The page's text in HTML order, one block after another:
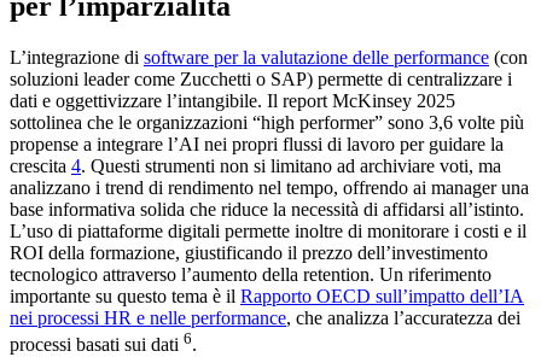
per l’imparzialità
L’integrazione di software per la valutazione delle performance (con
soluzioni leader come Zucchetti o SAP) permette di centralizzare i
dati e oggettivizzare l’intangibile. Il report McKinsey 2025
sottolinea che le organizzazioni “high performer” sono 3,6 volte più
propense a integrare l’AI nei propri flussi di lavoro per guidare la
crescita 4. Questi strumenti non si limitano ad archiviare voti, ma
analizzano i trend di rendimento nel tempo, offrendo ai manager una
base informativa solida che riduce la necessità di affidarsi all’istinto.
L’uso di piattaforme digitali permette inoltre di monitorare i costi e il
ROI della formazione, giustificando il prezzo dell’investimento
tecnologico attraverso l’aumento della retention. Un riferimento
importante su questo tema è il Rapporto OECD sull’impatto dell’IA
nei processi HR e nelle performance, che analizza l’accuratezza dei
processi basati sui dati 6.